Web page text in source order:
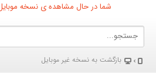
شما در حال مشاهده ی نسخه
بازگشت به نسخه غير موبایل